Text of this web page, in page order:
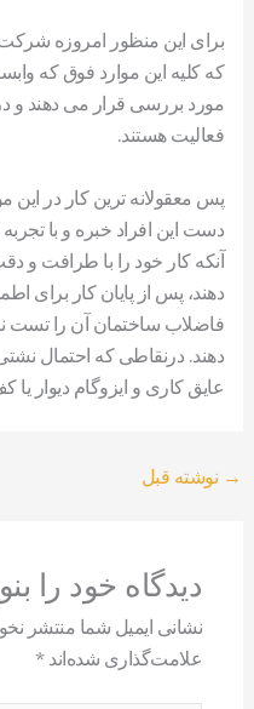
برای این منظور امروزه
که کلیه این موارد فوق که
مورد بررسی قرار می دهند و
فعالیت هستند.
پس معقولانه ترین کار در
دست این افراد خبره و با
آنکه کار خود را با طرافت
دهند، پس از پایان کار برای
فاضلاب ساختمان آن را تست
دهند. درنقاطی که احتمال
عایق کاری و ایزوگام دیوار
→ نوشته قبل
دیدگاه‌ خود را
نشانی ایمیل شما منتشر
علامت‌گذاری شده‌اند*